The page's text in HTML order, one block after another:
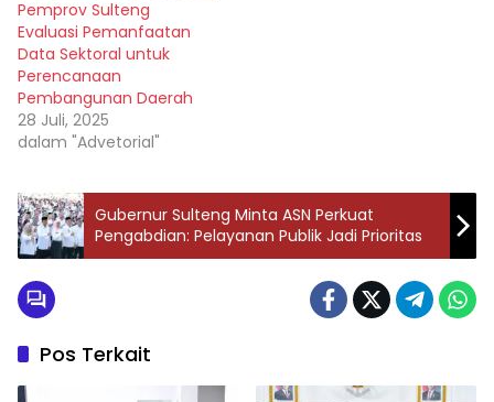
Pemprov Sulteng
Evaluasi Pemanfaatan
Data Sektoral untuk
Perencanaan
Pembangunan Daerah
28 Juli, 2025
dalam "Advetorial"
Gubernur Sulteng Minta ASN Perkuat
Pengabdian: Pelayanan Publik Jadi Prioritas
Pos Terkait